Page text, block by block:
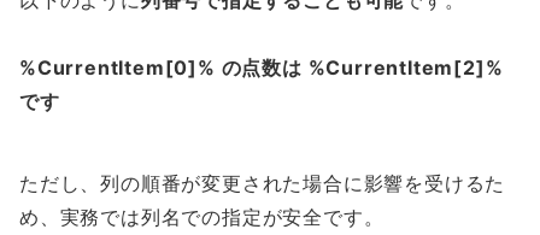
%CurrentItem[0]% の点数は %CurrentItem[2]%
です
ただし、列の順番が変更された場合に影響を受けるた
め、実務では列名での指定が安全です。